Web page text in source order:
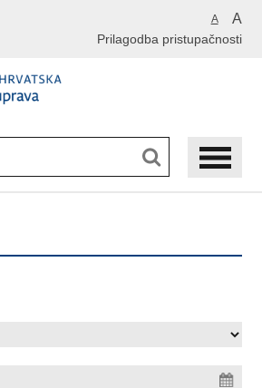
A A
Prilagodba pristupačnosti